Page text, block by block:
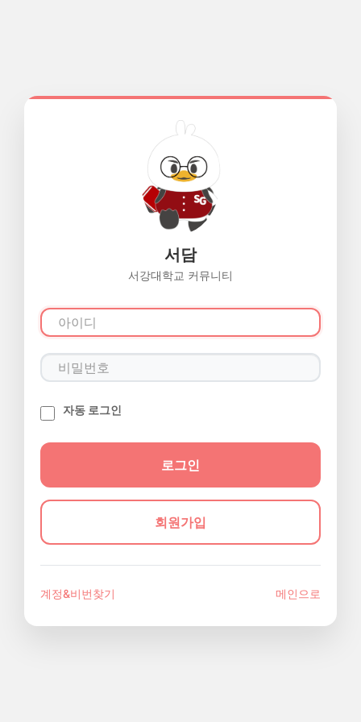
서담
서강대학교 커뮤니티
자동 로그인
회원가입
계정&비번찾기 메인으로